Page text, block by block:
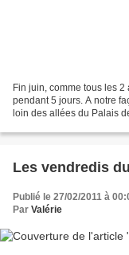
Fin juin, comme tous les
pendant 5 jours. A notre
loin des allées du Palais
Les vendredis
Publié le 27/02/2011 à
Par Valérie